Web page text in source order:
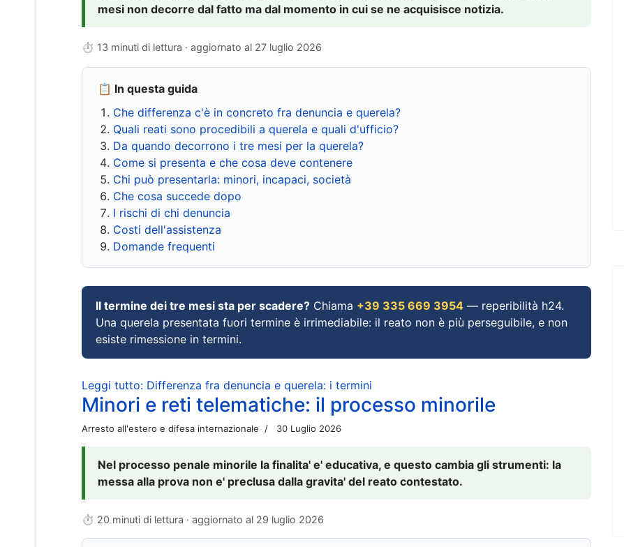
mesi non decorre dal fatto ma dal momento in cui se ne acquisisce notizia.
⏱ 13 minuti di lettura · aggiornato al 27 luglio 2026
📋 In questa guida
Che differenza c'è in concreto fra denuncia e querela?
Quali reati sono procedibili a querela e quali d'ufficio?
Da quando decorrono i tre mesi per la querela?
Come si presenta e che cosa deve contenere
Chi può presentarla: minori, incapaci, società
Che cosa succede dopo
I rischi di chi denuncia
Costi dell'assistenza
Domande frequenti
Il termine dei tre mesi sta per scadere? Chiama +39 335 669 3954 — reperibilità h24.
Una querela presentata fuori termine è irrimediabile: il reato non è più perseguibile, e non
esiste rimessione in termini.
Leggi tutto: Differenza fra denuncia e querela: i termini
Minori e reti telematiche: il processo minorile
Arresto all'estero e difesa internazionale 30 Luglio 2026
Nel processo penale minorile la finalita' e' educativa, e questo cambia gli strumenti: la
messa alla prova non e' preclusa dalla gravita' del reato contestato.
⏱ 20 minuti di lettura · aggiornato al 29 luglio 2026